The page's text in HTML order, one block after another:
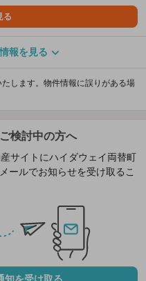
る
報を見る
します。物件情報に誤りがある場
検討中の方へ
サイトにハイダウェイ両替町
ールでお知らせを受け取るこ